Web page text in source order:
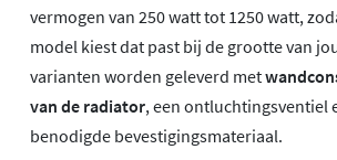
vermogen van 250 watt tot 1250 watt,
model kiest dat past bij de grootte van
varianten worden geleverd met
van de radiator, een ontluchtingsventiel
benodigde bevestigingsmateriaal.